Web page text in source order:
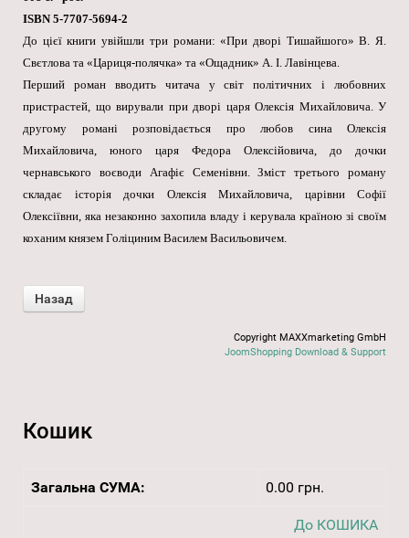
ISBN 5-7707-5694-2
До цієї книги увійшли три романи: «При дворі Тишайшого» В. Я.
Свєтлова та «Цариця-полячка» та «Ощадник» А. І. Лавінцева.
Перший роман вводить читача у світ політичних і любовних
пристрастей, що вирували при дворі царя Олексія Михайловича. У
другому романі розповідається про любов сина Олексія
Михайловича, юного царя Федора Олексійовича, до дочки
чернавського воєводи Агафіє Семенівни. Зміст третього роману
складає історія дочки Олексія Михайловича, царівни Софії
Олексіївни, яка незаконно захопила владу і керувала країною зі своїм
коханим князем Голіциним Василем Васильовичем.
Copyright MAXXmarketing GmbH
JoomShopping Download & Support
Кошик
Загальна СУМА: 0.00 грн.
До КОШИКА